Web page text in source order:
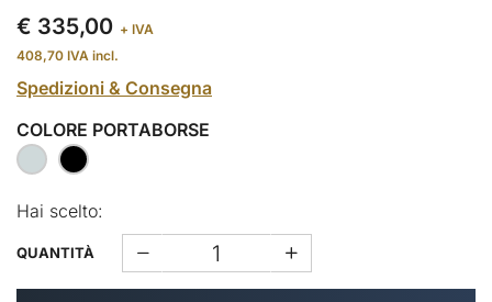
€ 335,00 + IVA
408,70 IVA incl.
Spedizioni & Consegna
COLORE PORTABORSE
Hai scelto:
QUANTITÀ